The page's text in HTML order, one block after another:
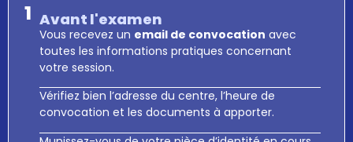
1 Avant l'examen
Vous recevez un email de convocation avec
toutes les informations pratiques concernant
votre session.
Vérifiez bien l’adresse du centre, l’heure de
convocation et les documents à apporter.